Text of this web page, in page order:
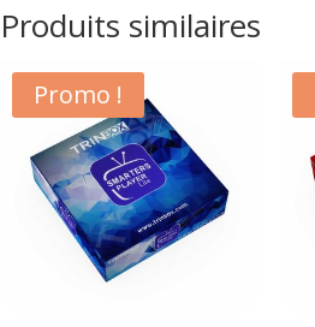
Produits similaires
Promo !